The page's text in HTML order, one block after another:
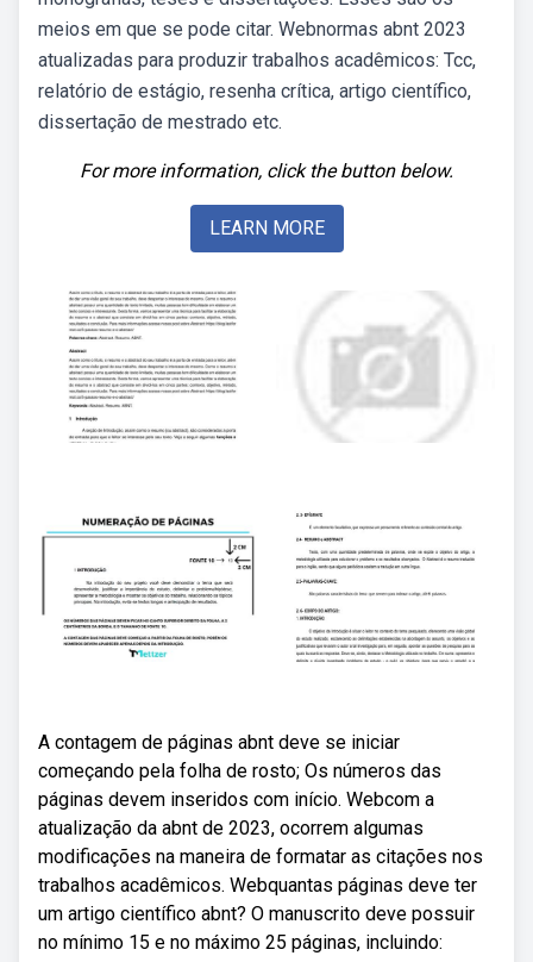
meios em que se pode citar. Webnormas abnt 2023
atualizadas para produzir trabalhos acadêmicos: Tcc,
relatório de estágio, resenha crítica, artigo científico,
dissertação de mestrado etc.
For more information, click the button below.
LEARN MORE
A contagem de páginas abnt deve se iniciar
começando pela folha de rosto; Os números das
páginas devem inseridos com início. Webcom a
atualização da abnt de 2023, ocorrem algumas
modificações na maneira de formatar as citações nos
trabalhos acadêmicos. Webquantas páginas deve ter
um artigo científico abnt? O manuscrito deve possuir
no mínimo 15 e no máximo 25 páginas, incluindo: